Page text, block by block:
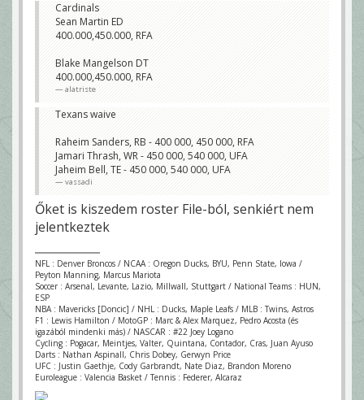
Cardinals
Sean Martin ED
400.000,450.000, RFA
Blake Mangelson DT
400.000,450.000, RFA
alatriste
Texans waive
Raheim Sanders, RB - 400 000, 450 000, RFA
Jamari Thrash, WR - 450 000, 540 000, UFA
Jaheim Bell, TE - 450 000, 540 000, UFA
vassadi
Őket is kiszedem roster File-ból, senkiért nem
jelentkeztek
NFL : Denver Broncos / NCAA : Oregon Ducks, BYU, Penn State, Iowa /
Peyton Manning, Marcus Mariota
Soccer : Arsenal, Levante, Lazio, Millwall, Stuttgart / National Teams : HUN,
ESP
NBA : Mavericks [Doncic] / NHL : Ducks, Maple Leafs / MLB : Twins, Astros
F1 : Lewis Hamilton / MotoGP : Marc & Alex Marquez, Pedro Acosta (és
igazából mindenki más) / NASCAR : #22 Joey Logano
Cycling : Pogacar, Meintjes, Valter, Quintana, Contador, Cras, Juan Ayuso
Darts : Nathan Aspinall, Chris Dobey, Gerwyn Price
UFC : Justin Gaethje, Cody Garbrandt, Nate Diaz, Brandon Moreno
Euroleague : Valencia Basket / Tennis : Federer, Alcaraz